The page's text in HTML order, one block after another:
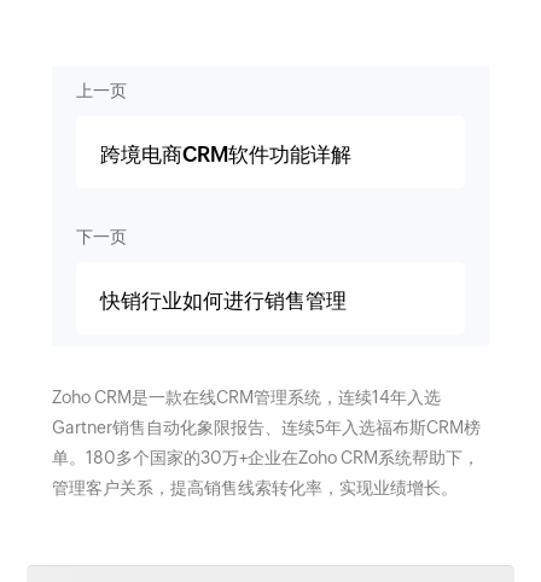
上一页
跨境电商CRM软件功能详解
下一页
快销行业如何进行销售管理
Zoho CRM是一款在线CRM管理系统，连续14年入选
Gartner销售自动化象限报告、连续5年入选福布斯CRM榜
单。180多个国家的30万+企业在Zoho CRM系统帮助下，
管理客户关系，提高销售线索转化率，实现业绩增长。